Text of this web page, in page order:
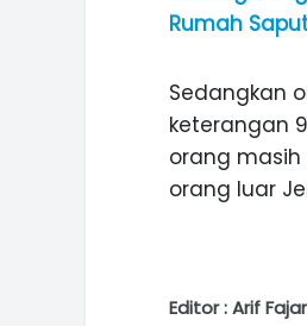
Rumah
Sedangkan
keterangan
orang masih
orang luar
Editor : Arif